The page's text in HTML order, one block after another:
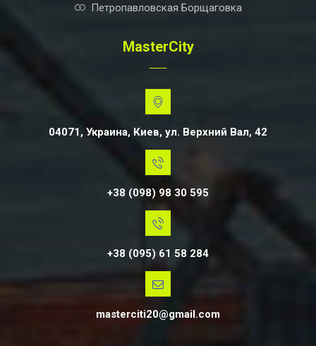
Петропавловская Борщаговка
MasterCity
04071, Украина, Киев, ул. Верхний Вал, 42
+38 (098) 98 30 595
+38 (095) 61 58 284
masterciti20@gmail.com